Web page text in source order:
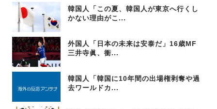
韓国人「この夏、韓国人が東京へ行くし
かない理由がこ...
外国人「日本の未来は安泰だ」16歳MF
三井寺眞、衝...
韓国人「韓国に10年間の出場権剥奪や過
去ワールドカ...